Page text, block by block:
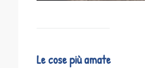
Le cose più amate